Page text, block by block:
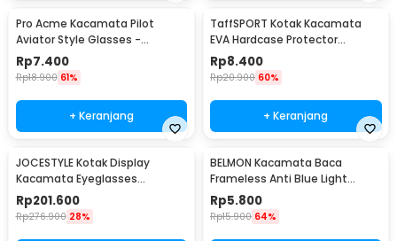
Pro Acme Kacamata Pilot
Aviator Style Glasses -
CC0744
Rp7.400
Rp18.900 61%
+ Keranjang
TaffSPORT Kotak Kacamata
EVA Hardcase Protector
Waterproof - JL-10028
Rp8.400
Rp20.900 60%
+ Keranjang
JOCESTYLE Kotak Display
Kacamata Eyeglasses
Sunglasses Box 12 Slot - SWK78
Rp201.600
Rp276.900 28%
BELMON Kacamata Baca
Frameless Anti Blue Light
Reading Plus 1 - 641
Rp5.800
Rp15.900 64%